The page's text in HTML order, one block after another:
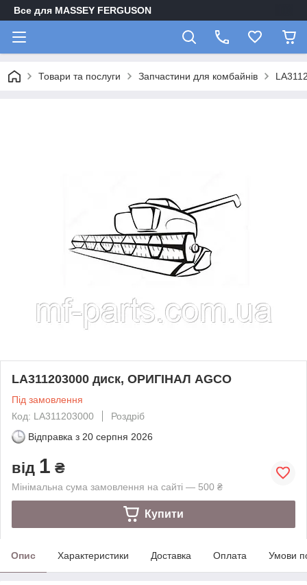
Все для MASSEY FERGUSON
Товари та послуги Запчастини для комбайнів
LA311203000 диск, ОРИГІНАЛ AGCO
Під замовлення
Код: LA311203000
Роздріб
Відправка з 20 серпня 2026
від 1 ₴
Мінімальна сума замовлення на сайті — 500 ₴
Купити
Опис Характеристики Доставка Оплата Умови